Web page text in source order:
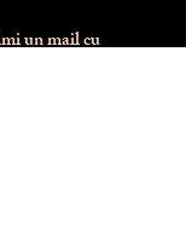
un mail cu